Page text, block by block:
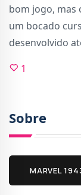
bom jogo,
um bocado
desenvolvido
1
Sobre
MARVEL